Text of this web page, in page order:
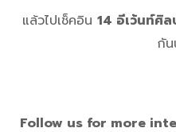
แล้วไปเช็คอิน 14 อีเว้นท์ศิ
กัน
Follow us for more